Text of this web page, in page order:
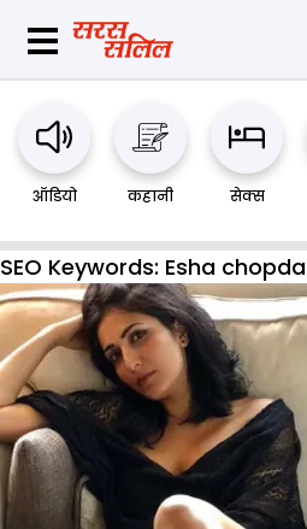
ऑडियो कहानी सेक्स
SEO Keywords: Esha chopda